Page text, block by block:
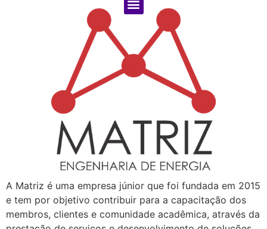
A Matriz é uma empresa júnior que foi fundada em 2015
e tem por objetivo contribuir para a capacitação dos
membros, clientes e comunidade acadêmica, através da